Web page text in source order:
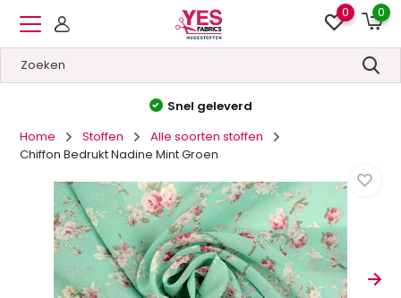
0 0
Hoge kwaliteit&Lage prijzen
Home
Stoffen
Alle soorten stoffen
Chiffon Bedrukt Nadine Mint Groen